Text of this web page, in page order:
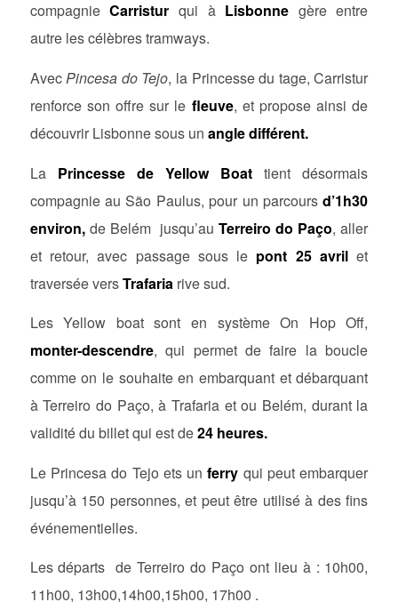
compagnieCarristur qui à Lisbonne gère entre
autre les célèbres tramways.
AvecPincesa do Tejo, la Princesse du tage, Carristur
renforce son offre sur le fleuve, et propose ainsi de
découvrir Lisbonne sous un angle différent.
La Princesse de Yellow Boat tient désormais
compagnie au São Paulus, pour un parcoursd’1h30
environ,de Belém jusqu’auTerreiro do Paço, aller
et retour, avec passage sous le pont 25 avril et
traversée versTrafariarive sud.
Les Yellow boat sont en système On Hop Off,
monter-descendre, qui permet de faire la boucle
comme on le souhaite en embarquant et débarquant
à Terreiro do Paço, à Trafaria et ou Belém, durant la
validité du billet qui est de24 heures.
Le Princesa do Tejo ets unferry qui peut embarquer
jusqu’à 150 personnes, et peut être utilisé à des fins
événementielles.
Les départs de Terreiro do Paço ont lieu à : 10h00,
11h00, 13h00,14h00,15h00, 17h00 .